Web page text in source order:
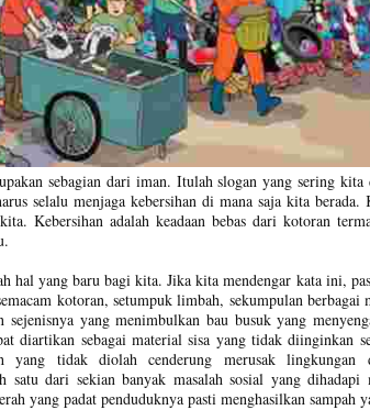
sebagian dari iman. Itulah slogan yang sering
selalu menjaga kebersihan di mana saja kita berada.
Kebersihan adalah keadaan bebas dari kotoran
hal yang baru bagi kita. Jika kita mendengar kata ini,
kotoran, setumpuk limbah, sekumpulan berbagai
sejenisnya yang menimbulkan bau busuk yang
diartikan sebagai material sisa yang tidak diinginkan
yang tidak diolah cenderung merusak lingkungan
satu dari sekian banyak masalah sosial yang dihadapi
yang padat penduduknya pasti menghasilkan sampah